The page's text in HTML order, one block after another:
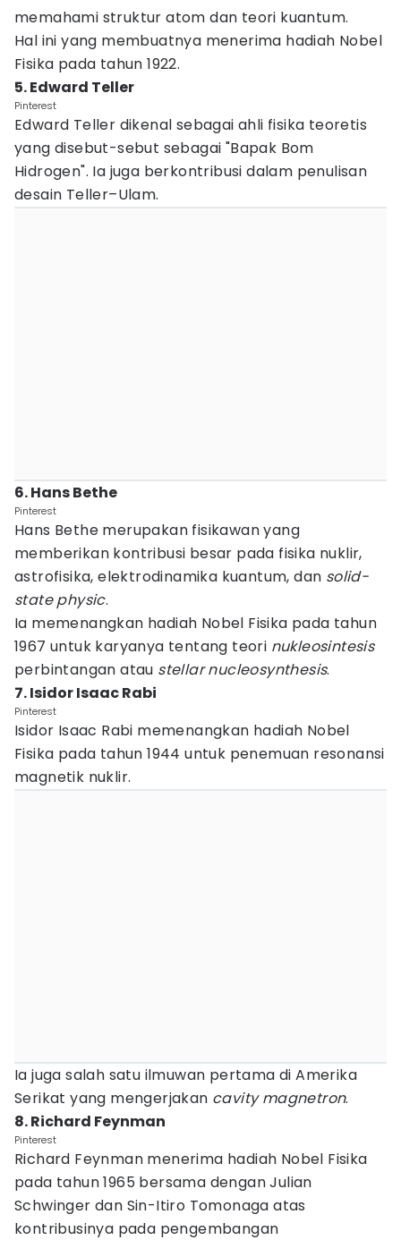
memahami struktur atom dan teori kuantum.
Hal ini yang membuatnya menerima hadiah Nobel
Fisika pada tahun 1922.
5. Edward Teller
Pinterest
Edward Teller dikenal sebagai ahli fisika teoretis
yang disebut-sebut sebagai "Bapak Bom
Hidrogen". Ia juga berkontribusi dalam penulisan
desain Teller–Ulam.
6. Hans Bethe
Pinterest
Hans Bethe merupakan fisikawan yang
memberikan kontribusi besar pada fisika nuklir,
astrofisika, elektrodinamika kuantum, dan solid-
state physic.
Ia memenangkan hadiah Nobel Fisika pada tahun
1967 untuk karyanya tentang teori nukleosintesis
perbintangan atau stellar nucleosynthesis.
7. Isidor Isaac Rabi
Pinterest
Isidor Isaac Rabi memenangkan hadiah Nobel
Fisika pada tahun 1944 untuk penemuan resonansi
magnetik nuklir.
Ia juga salah satu ilmuwan pertama di Amerika
Serikat yang mengerjakan cavity magnetron.
8. Richard Feynman
Pinterest
Richard Feynman menerima hadiah Nobel Fisika
pada tahun 1965 bersama dengan Julian
Schwinger dan Sin-Itiro Tomonaga atas
kontribusinya pada pengembangan